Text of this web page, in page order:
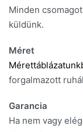
Minden
küldünk.
Méret
forgalmazott
Garancia
Ha nem vagy